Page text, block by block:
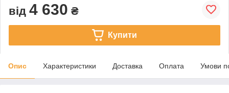
від 4 630 ₴
Купити
Опис Характеристики Доставка Оплата Умови